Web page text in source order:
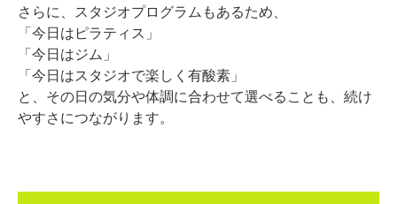
さらに、スタジオプログラムもあるため、
「今日はピラティス」
「今日はジム」
「今日はスタジオで楽しく有酸素」
と、その日の気分や体調に合わせて選べることも、続け
やすさにつながります。